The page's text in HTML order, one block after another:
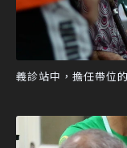
義診站中，擔任帶位